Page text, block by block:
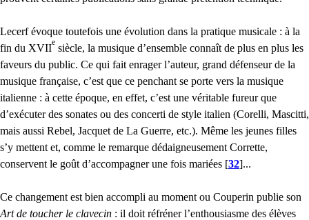
Lecerf évoque toutefois une évolution dans la pratique musicale : à la
fin du XVII
e
siècle, la musique d’ensemble connaît de plus en plus les
faveurs du public. Ce qui fait enrager l’auteur, grand défenseur de la
musique française, c’est que ce penchant se porte vers la musique
italienne : à cette époque, en effet, c’est une véritable fureur que
d’exécuter des sonates ou des concerti de style italien (Corelli, Mascitti,
mais aussi Rebel, Jacquet de La Guerre, etc.). Même les jeunes filles
s’y mettent et, comme le remarque dédaigneusement Corrette,
conservent le goût d’accompagner une fois mariées [32]...
Ce changement est bien accompli au moment ou Couperin publie son
Art de toucher le clavecin : il doit réfréner l’enthousiasme des élèves